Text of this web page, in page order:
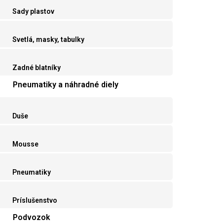
Sady plastov
Svetlá, masky, tabulky
Zadné blatníky
Pneumatiky a náhradné diely
Duše
Mousse
Pneumatiky
Príslušenstvo
Podvozok